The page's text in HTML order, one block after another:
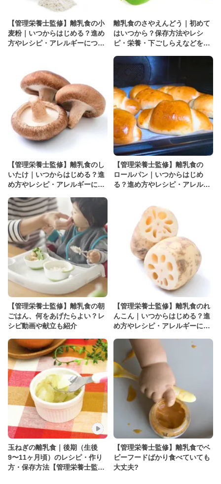
【管理栄養士監修】離乳食の小
麦粉｜いつからはじめる？進め
方やレシピ・アレルギーについ
離乳食のさやえんどう｜初めて
はいつから？保存方法やレシ
ピ・栄養・下ごしらえなどを解
【管理栄養士監修】離乳食のし
いたけ｜いつからはじめる？進
め方やレシピ・アレルギーにつ
【管理栄養士監修】離乳食の
ロールパン｜いつからはじめ
る？進め方やレシピ・アレル
【管理栄養士監修】離乳食の朝
ごはん、何をあげたらよい？レ
シピ動画や献立も紹介
【管理栄養士監修】離乳食のれ
んこん｜いつからはじめる？進
め方やレシピ・アレルギーにつ
玉ねぎの離乳食｜後期（生後
9〜11ヶ月頃）のレシピ・作り
方・保存方法【管理栄養士監
【管理栄養士監修】離乳食でベ
ビーフードばかり食べていても
大丈夫?